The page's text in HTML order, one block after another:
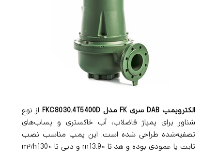
الکتروپمپ DAB سری FK مدل FKC 80 30.4 T5 400D
از نوع
شناور برای پمپاژ فاضلاب، آب خاکستری و پساب‌های
تصفیه‌شده طراحی شده است. این پمپ مناسب نصب
ثابت یا عمودی بوده و هد تا ≈ 13.9 m و دبی تا ≈ 130 m³/h